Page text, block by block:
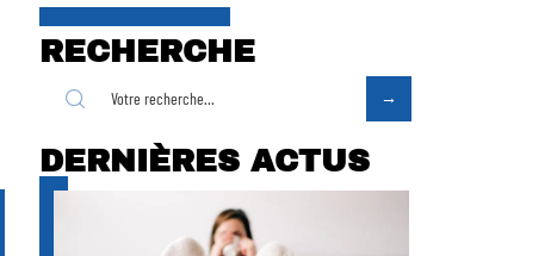
RECHERCHE
DERNIÈRES ACTUS